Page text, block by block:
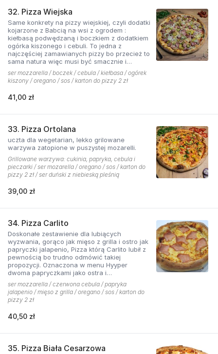
32. Pizza Wiejska
Same konkrety na pizzy wiejskiej, czyli dodatki
kojarzone z Babcią na wsi z ogrodem :
kiełbasą podwędzaną i boczkiem z dodatkiem
ogórka kiszonego i cebuli. To jedna z
najczęściej zamawianych pizzy bo przecież to
sama natura więc musi być smacznie i
naturalne . Najlepsza jest z sosem ostrym
pomidorowym!
ser mozzarella / boczek / cebula / kiełbasa / ogórek
kiszony / oregano / sos / karton do pizzy 2 zł
41,00 zł
33. Pizza Ortolana
uczta dla wegetarian, lekko grilowane
warzywa zatopione w puszystej mozarelli.
Grillowane warzywa: cukinia, papryka, cebula i
pieczarki / ser mozarella / oregano / sos / karton do
pizzy 2 zł / ser duński z niebieską pleśnią
39,00 zł
34. Pizza Carlito
Doskonałe zestawienie dla lubiących
wyzwania, gorąco jak mięso z grilla i ostro jak
papryczki jalapenio, Pizza którą Carlito lubił z
pewnością bo trudno odmówić takiej
propozycji. Oznaczona w menu Hyyper
dwoma papryczkami jako ostra i
niebezpieczna.
ser mozzarella / czerwona cebula / papryka
jalapenio / mięso z grilla / oregano / sos / karton do
pizzy 2 zł
40,50 zł
35. Pizza Biała Cesarzowa